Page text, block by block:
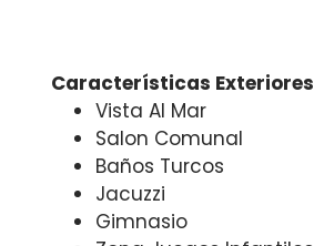
Características Exteriores
Vista Al Mar
Salon Comunal
Baños Turcos
Jacuzzi
Gimnasio